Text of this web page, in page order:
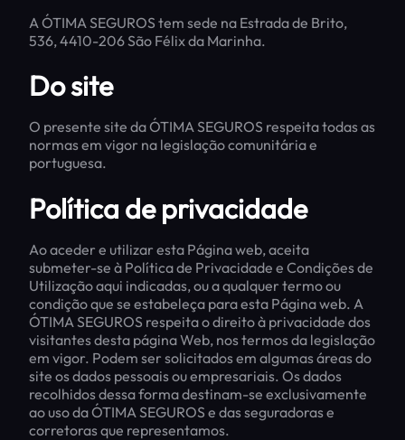
A ÓTIMA SEGUROS tem sede na Estrada de Brito,
536, 4410-206 São Félix da Marinha.
Do site
O presente site da ÓTIMA SEGUROS respeita todas as
normas em vigor na legislação comunitária e
portuguesa.
Política de privacidade
Ao aceder e utilizar esta Página web, aceita
submeter-se à Política de Privacidade e Condições de
Utilização aqui indicadas, ou a qualquer termo ou
condição que se estabeleça para esta Página web. A
ÓTIMA SEGUROS respeita o direito à privacidade dos
visitantes desta página Web, nos termos da legislação
em vigor. Podem ser solicitados em algumas áreas do
site os dados pessoais ou empresariais. Os dados
recolhidos dessa forma destinam-se exclusivamente
ao uso da ÓTIMA SEGUROS e das seguradoras e
corretoras que representamos.